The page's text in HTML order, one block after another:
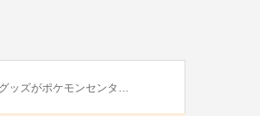
ポケモンセンターに登場